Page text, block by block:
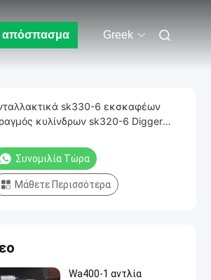
απόσπασμα Greek
sk330-6 εκσκαφέων
κυλίνδρων sk320-6 Digger
εξαρτήσεων M2X210
Συνομιλία Τώρα
Μάθετε Περισσότερα
Wa400-1 αντλία